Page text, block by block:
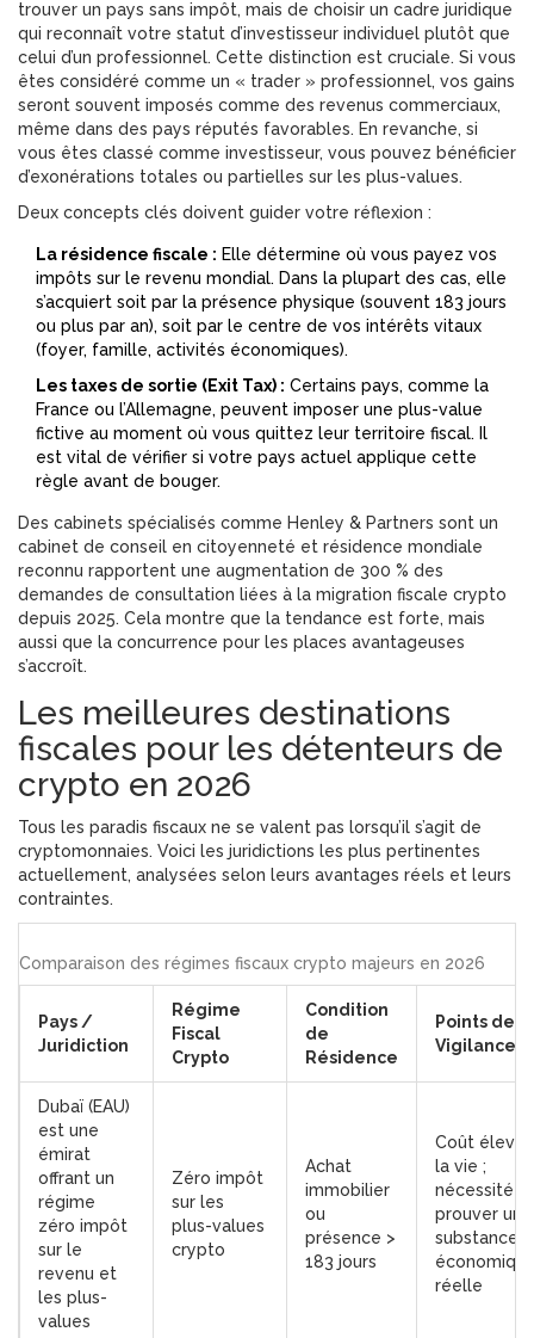
trouver un pays sans impôt, mais de choisir un cadre juridique
qui reconnaît votre statut d’investisseur individuel plutôt que
celui d’un professionnel. Cette distinction est cruciale. Si vous
êtes considéré comme un « trader » professionnel, vos gains
seront souvent imposés comme des revenus commerciaux,
même dans des pays réputés favorables. En revanche, si
vous êtes classé comme investisseur, vous pouvez bénéficier
d’exonérations totales ou partielles sur les plus-values.
Deux concepts clés doivent guider votre réflexion :
La résidence fiscale : Elle détermine où vous payez vos
impôts sur le revenu mondial. Dans la plupart des cas, elle
s’acquiert soit par la présence physique (souvent 183 jours
ou plus par an), soit par le centre de vos intérêts vitaux
(foyer, famille, activités économiques).
Les taxes de sortie (Exit Tax) : Certains pays, comme la
France ou l’Allemagne, peuvent imposer une plus-value
fictive au moment où vous quittez leur territoire fiscal. Il
est vital de vérifier si votre pays actuel applique cette
règle avant de bouger.
Des cabinets spécialisés comme Henley & Partners sont un
cabinet de conseil en citoyenneté et résidence mondiale
reconnu rapportent une augmentation de 300 % des
demandes de consultation liées à la migration fiscale crypto
depuis 2025. Cela montre que la tendance est forte, mais
aussi que la concurrence pour les places avantageuses
s’accroît.
Les meilleures destinations
fiscales pour les détenteurs de
crypto en 2026
Tous les paradis fiscaux ne se valent pas lorsqu’il s’agit de
cryptomonnaies. Voici les juridictions les plus pertinentes
actuellement, analysées selon leurs avantages réels et leurs
contraintes.
Comparaison des régimes fiscaux crypto majeurs en 2026
Pays /
Juridiction
Régime
Fiscal
Crypto
Condition
de
Résidence
Points de
Vigilance
Dubaï (EAU)
est une
émirat
offrant un
régime
zéro impôt
sur le
revenu et
les plus-
values
Zéro impôt
sur les
plus-values
crypto
Achat
immobilier
ou
présence >
183 jours
Coût élevé
la vie ;
nécessité
prouver une
substance
réelle